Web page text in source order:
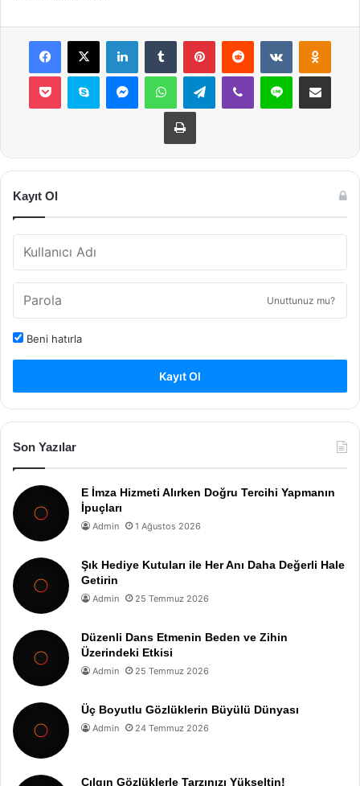
Facebook
X LinkedInTumblr PinterestReddit VKontakte
Pocket Skype MessengerWhatsAppTelegramViber Line E-Posta ile
Yazdır
Kayıt Ol
Unuttunuz mu?
Beni hatırla
Kayıt Ol
Son Yazılar
E İmza Hizmeti Alırken Doğru Tercihi Yapmanın
İpuçları
Admin 1 Ağustos 2026
Şık Hediye Kutuları ile Her Anı Daha Değerli Hale
Getirin
Admin 25 Temmuz 2026
Düzenli Dans Etmenin Beden ve Zihin
Üzerindeki Etkisi
Admin 25 Temmuz 2026
Üç Boyutlu Gözlüklerin Büyülü Dünyası
Admin 24 Temmuz 2026
Çılgın Gözlüklerle Tarzınızı Yükseltin!